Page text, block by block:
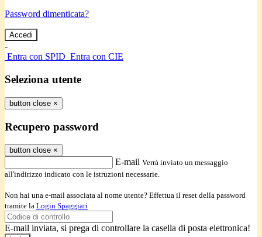
Password dimenticata?
-
Entra con SPID Entra con CIE
Seleziona utente
button close ×
Recupero password
button close ×
E-mail Verrà inviato un messaggio
all'indirizzo indicato con le istruzioni necessarie.
Non hai una e-mail associata al nome utente? Effettua il reset della password
tramite la Login Spaggiari
E-mail inviata, si prega di controllare la casella di posta elettronica!